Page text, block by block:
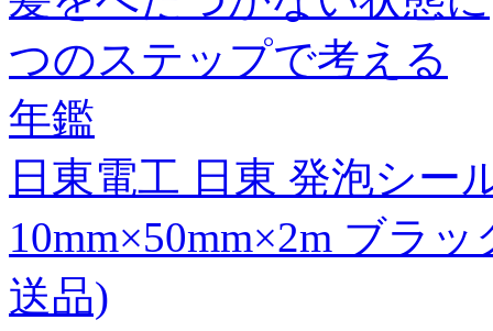
つのステップで考える
年鑑
日東電工 日東 発泡シー
10mm×50mm×2m ブラ
送品)